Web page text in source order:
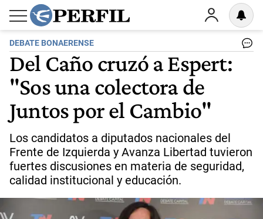
DEBATE BONAERENSE
Del Caño cruzó a Espert:
"Sos una colectora de
Juntos por el Cambio"
Los candidatos a diputados nacionales del
Frente de Izquierda y Avanza Libertad tuvieron
fuertes discusiones en materia de seguridad,
calidad institucional y educación.